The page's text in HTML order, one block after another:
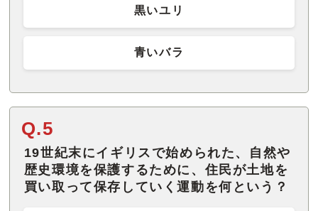
黒いユリ
青いバラ
Q.5
19世紀末にイギリスで始められた、自然や
歴史環境を保護するために、住民が土地を
買い取って保存していく運動を何という？